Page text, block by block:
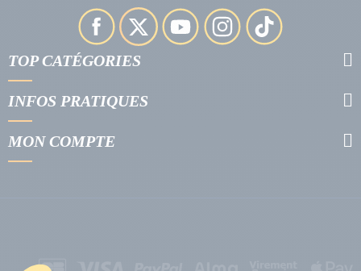
TOP CATÉGORIES
INFOS PRATIQUES
MON COMPTE